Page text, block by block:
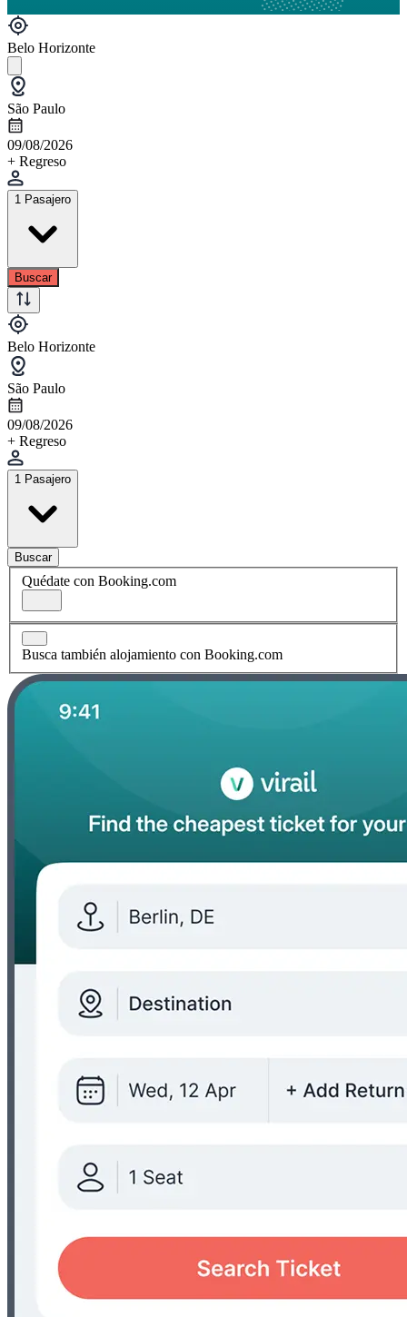
Belo Horizonte
São Paulo
09/08/2026
+ Regreso
1 Pasajero
Buscar
Belo Horizonte
São Paulo
09/08/2026
+ Regreso
1 Pasajero
Buscar
Quédate con Booking.com
Busca también alojamiento con Booking.com